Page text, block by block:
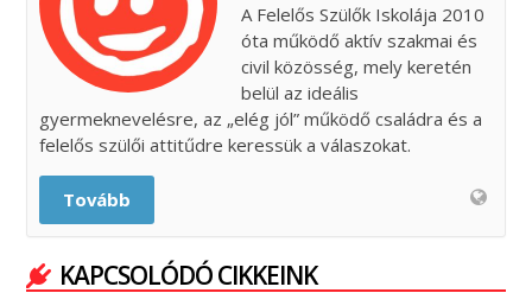
A Felelős Szülők Iskolája 2010
óta működő aktív szakmai és
civil közösség, mely keretén
belül az ideális
gyermeknevelésre, az „elég jól” működő családra és a
felelős szülői attitűdre keressük a válaszokat.
Tovább
KAPCSOLÓDÓ CIKKEINK